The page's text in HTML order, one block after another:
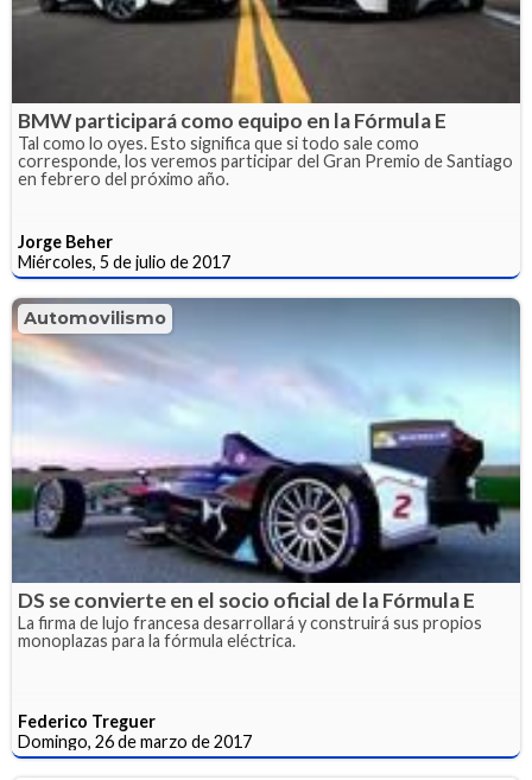
BMW participará como equipo en la Fórmula E
Tal como lo oyes. Esto significa que si todo sale como
corresponde, los veremos participar del Gran Premio de Santiago
en febrero del próximo año.
Jorge Beher
Miércoles, 5 de julio de 2017
Automovilismo
DS se convierte en el socio oficial de la Fórmula E
La firma de lujo francesa desarrollará y construirá sus propios
monoplazas para la fórmula eléctrica.
Federico Treguer
Domingo, 26 de marzo de 2017